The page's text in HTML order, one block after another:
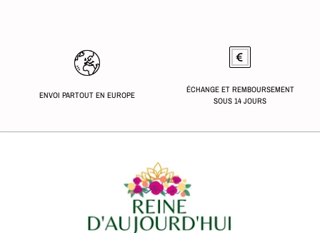
ENVOI PARTOUT EN EUROPE
ÉCHANGE ET REMBOURSEMENT
SOUS 14 JOURS